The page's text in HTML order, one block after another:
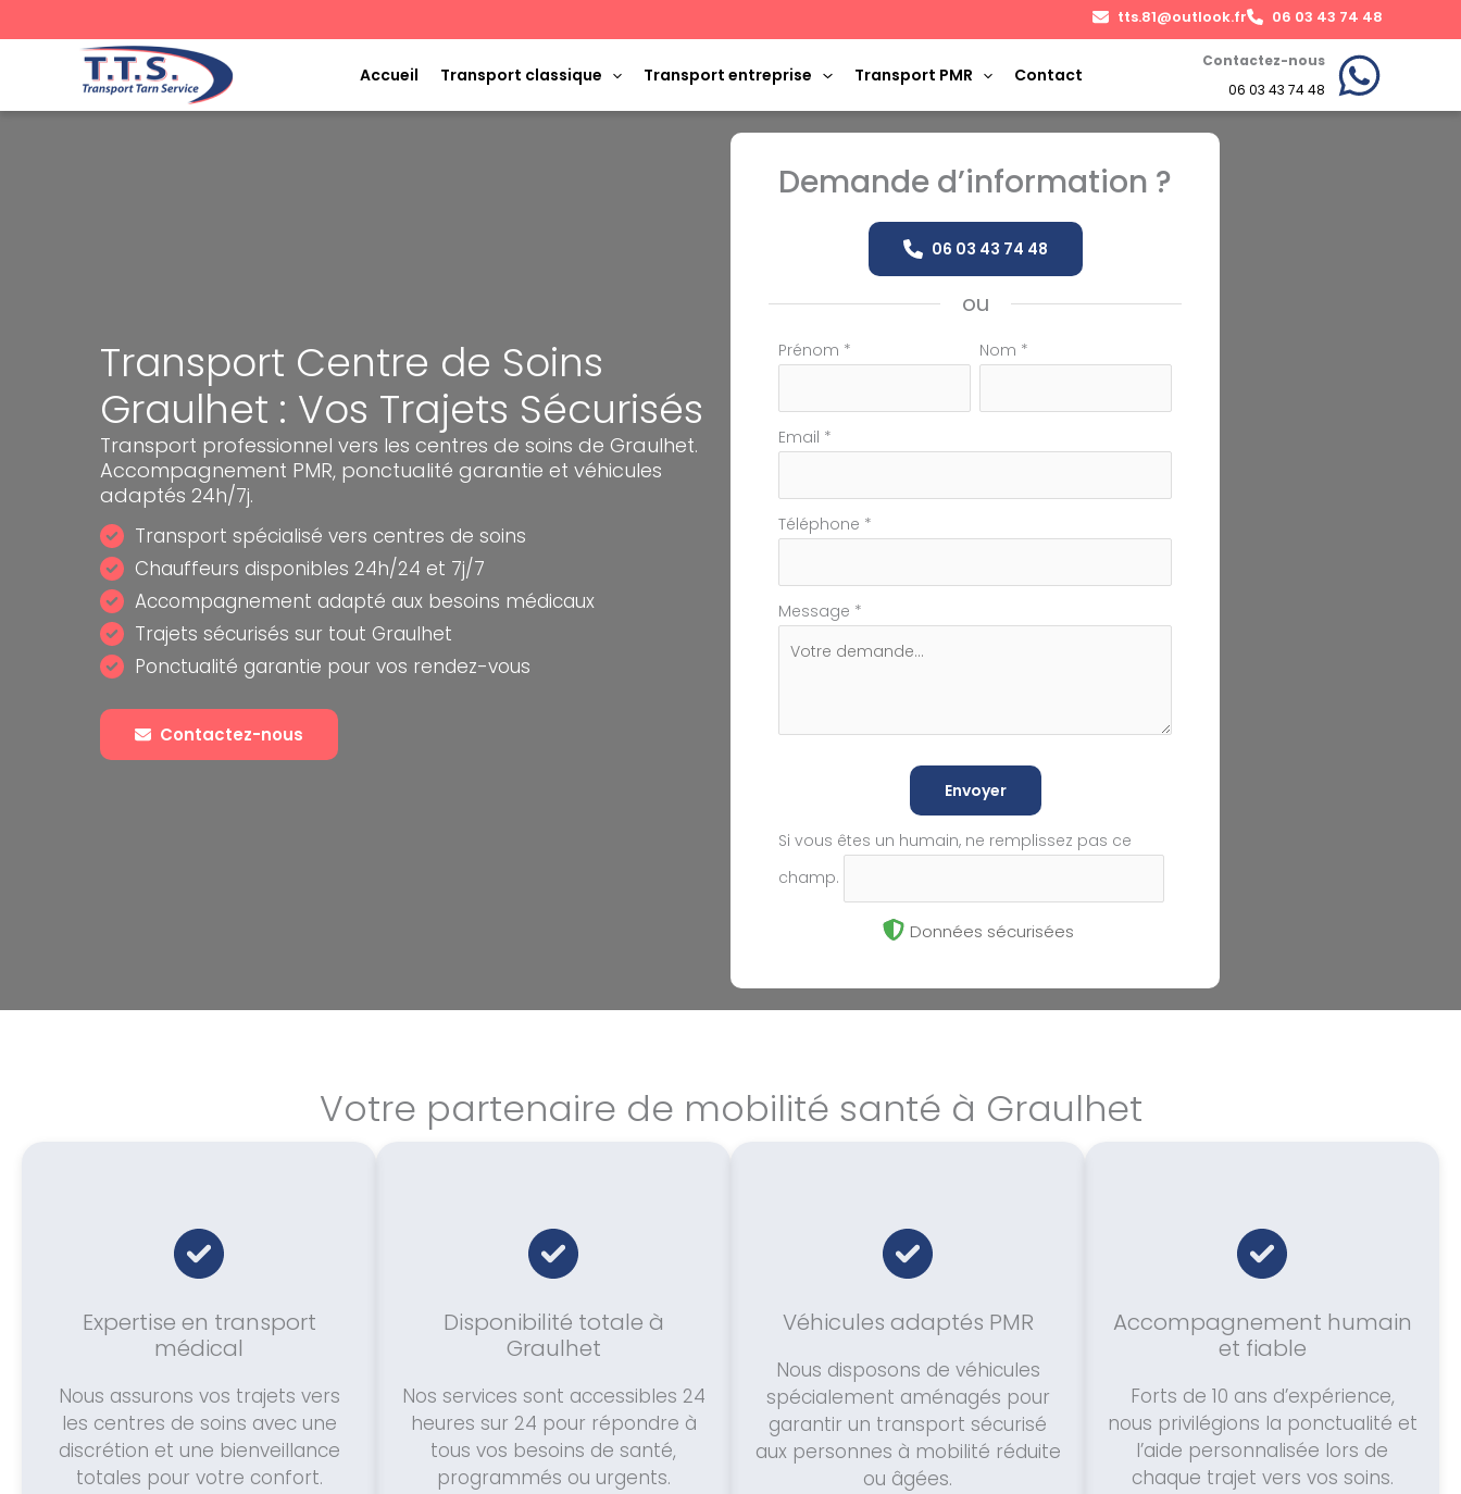
au
tts.81@outlook.fr 06 03 43 74 48
Accueil Transport classique Transport entreprise Transport PMR Contact
Contactez-nous
06 03 43 74 48
Transport Centre de Soins
Graulhet : Vos Trajets Sécurisés
Transport professionnel vers les centres de soins de Graulhet.
Accompagnement PMR, ponctualité garantie et véhicules
adaptés 24h/7j.
Transport spécialisé vers centres de soins
Chauffeurs disponibles 24h/24 et 7j/7
Accompagnement adapté aux besoins médicaux
Trajets sécurisés sur tout Graulhet
Ponctualité garantie pour vos rendez-vous
Contactez-nous
Demande d’information ?
06 03 43 74 48
ou
Formulaire
téléphone
Prénom * Nom *
Email *
Téléphone *
Message *
Envoyer
Si vous êtes un humain, ne remplissez pas ce
champ.
Données sécurisées
Votre partenaire de mobilité santé à Graulhet
Expertise en transport
médical
Nous assurons vos trajets vers
les centres de soins avec une
discrétion et une bienveillance
totales pour votre confort.
Disponibilité totale à
Graulhet
Nos services sont accessibles 24
heures sur 24 pour répondre à
tous vos besoins de santé,
programmés ou urgents.
Véhicules adaptés PMR
Nous disposons de véhicules
spécialement aménagés pour
garantir un transport sécurisé
aux personnes à mobilité réduite
ou âgées.
Accompagnement humain
et fiable
Forts de 10 ans d’expérience,
nous privilégions la ponctualité et
l’aide personnalisée lors de
chaque trajet vers vos soins.